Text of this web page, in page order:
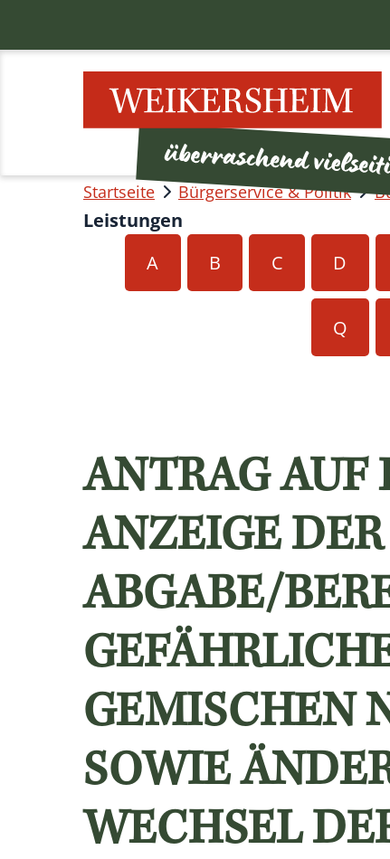
Startseite Bürgerservice & Politik
Leistungen
A
B C D
Q
ANTRAG AUF
ANZEIGE DER
ABGABE/
GEMISCHEN
SOWIE
WECHSEL